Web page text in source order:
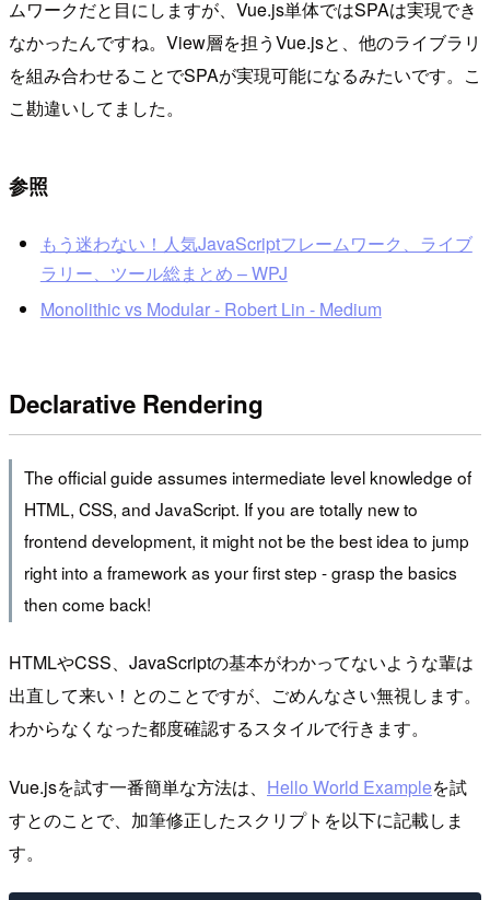
ムワークだと目にしますが、Vue.js単体ではSPAは実現でき
なかったんですね。View層を担うVue.jsと、他のライブラリ
を組み合わせることでSPAが実現可能になるみたいです。こ
こ勘違いしてました。
参照
もう迷わない！人気JavaScriptフレームワーク、ライブ
ラリー、ツール総まとめ – WPJ
Monolithic vs Modular - Robert Lin - Medium
Declarative Rendering
The official guide assumes intermediate level knowledge of
HTML, CSS, and JavaScript. If you are totally new to
frontend development, it might not be the best idea to jump
right into a framework as your first step - grasp the basics
then come back!
HTMLやCSS、JavaScriptの基本がわかってないような輩は
出直して来い！とのことですが、ごめんなさい無視します。
わからなくなった都度確認するスタイルで行きます。
Vue.jsを試す一番簡単な方法は、 Hello World Exampleを試
すとのことで、加筆修正したスクリプトを以下に記載しま
す。